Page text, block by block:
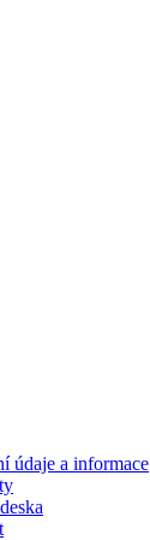
údaje a informace